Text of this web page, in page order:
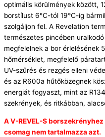
optimális körülmények között,
borstílust 6°C-tól 19°C-ig
szolgáljon fel. A Revelation
természetes pincében
megfelelnek a bor érlelésének
hőmérséklet, megfelelő
UV-szűrés és rezgés elleni
és az R600a hűtőközegnek
energiát fogyaszt, mint az
szekrények, és ritkábban,
A V-REVEL-S
csomag nem tartalmazza azt.